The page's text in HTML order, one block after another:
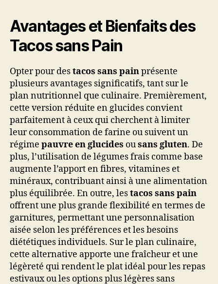
Avantages et Bienfaits des
Tacos sans Pain
Opter pour destacos sans painprésente
plusieurs avantages significatifs, tant sur le
plan nutritionnel que culinaire. Premièrement,
cette version réduite en glucides convient
parfaitement à ceux qui cherchent à limiter
leur consommation de farine ou suivent un
régime pauvre en glucides ousans gluten. De
plus, l’utilisation de légumes frais comme base
augmente l’apport en fibres, vitamines et
minéraux, contribuant ainsi à une alimentation
plus équilibrée. En outre, lestacos sans pain
offrent une plus grande flexibilité en termes de
garnitures, permettant une personnalisation
aisée selon les préférences et les besoins
diététiques individuels. Sur le plan culinaire,
cette alternative apporte une fraîcheur et une
légèreté qui rendent le plat idéal pour les repas
estivaux ou les options plus légères sans